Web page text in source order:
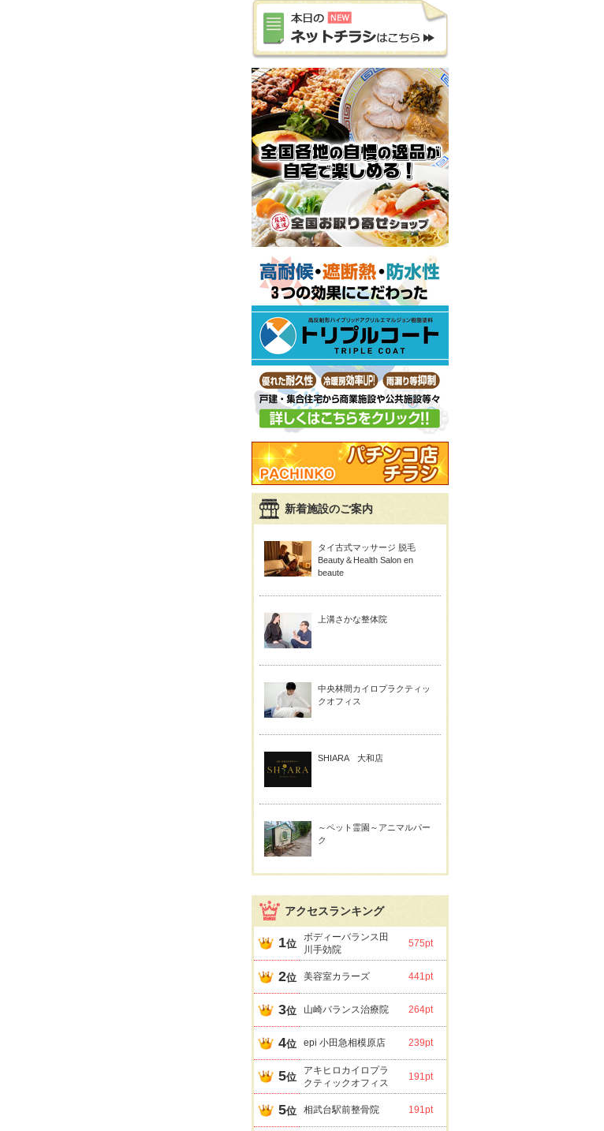
新着施設のご案内
タイ古式マッサージ 脱毛
Beauty＆Health Salon en
beaute
上溝さかな整体院
中央林間カイロプラクティッ
クオフィス
SHIARA 大和店
～ペット霊園～アニマルパー
ク
アクセスランキング
1位
ボディーバランス田
川手効院
575pt
2位 美容室カラーズ 441pt
3位 山崎バランス治療院 264pt
4位 epi 小田急相模原店 239pt
5位
アキヒロカイロプラ
クティックオフィス
191pt
5位 相武台駅前整骨院 191pt